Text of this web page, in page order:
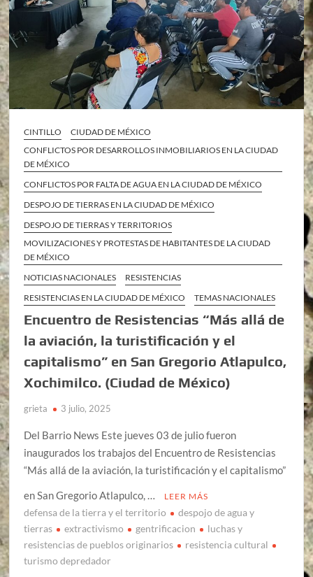
CINTILLO
CIUDAD DE MÉXICO
CONFLICTOS POR DESARROLLOS INMOBILIARIOS EN LA CIUDAD
DE MÉXICO
CONFLICTOS POR FALTA DE AGUA EN LA CIUDAD DE MÉXICO
DESPOJO DE TIERRAS EN LA CIUDAD DE MÉXICO
DESPOJO DE TIERRAS Y TERRITORIOS
MOVILIZACIONES Y PROTESTAS DE HABITANTES DE LA CIUDAD
DE MÉXICO
NOTICIAS NACIONALES
RESISTENCIAS
RESISTENCIAS EN LA CIUDAD DE MÉXICO
TEMAS NACIONALES
Encuentro de Resistencias “Más allá de
la aviación, la turistificación y el
capitalismo” en San Gregorio Atlapulco,
Xochimilco. (Ciudad de México)
grieta 3 julio, 2025
Del Barrio News Este jueves 03 de julio fueron
inaugurados los trabajos del Encuentro de Resistencias
“Más allá de la aviación, la turistificación y el capitalismo”
en San Gregorio Atlapulco, …
LEER MÁS
defensa de la tierra y el territorio
despojo de agua y
tierras
extractivismo gentrificacion
luchas y
resistencias de pueblos originarios
resistencia cultural
turismo depredador